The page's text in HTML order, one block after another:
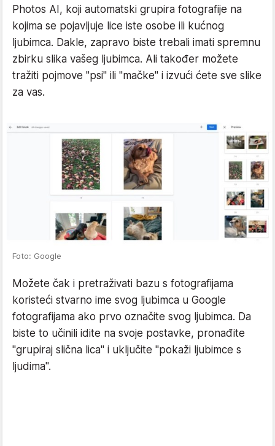
Photos AI, koji automatski grupira fotografije na
kojima se pojavljuje lice iste osobe ili kućnog
ljubimca. Dakle, zapravo biste trebali imati spremnu
zbirku slika vašeg ljubimca. Ali također možete
tražiti pojmove "psi" ili "mačke" i izvući ćete sve slike
za vas.
Foto: Google
Možete čak i pretraživati bazu s fotografijama
koristeći stvarno ime svog ljubimca u Google
fotografijama ako prvo označite svog ljubimca. Da
biste to učinili idite na svoje postavke, pronađite
"grupiraj slična lica" i uključite "pokaži ljubimce s
ljudima".